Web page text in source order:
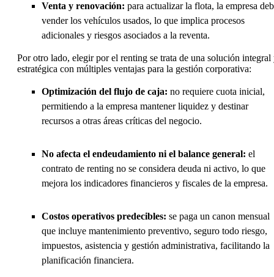
Venta y renovación: para actualizar la flota, la empresa
vender los vehículos usados, lo que implica procesos
adicionales y riesgos asociados a la reventa.
Por otro lado, elegir por el renting se trata de una solución integral
estratégica con múltiples ventajas para la gestión corporativa:
Optimización del flujo de caja: no requiere cuota inicial,
permitiendo a la empresa mantener liquidez y destinar
recursos a otras áreas críticas del negocio.
No afecta el endeudamiento ni el balance general: el
contrato de renting no se considera deuda ni activo, lo que
mejora los indicadores financieros y fiscales de la empresa.
Costos operativos predecibles: se paga un canon mensual
que incluye mantenimiento preventivo, seguro todo riesgo,
impuestos, asistencia y gestión administrativa, facilitando la
planificación financiera.